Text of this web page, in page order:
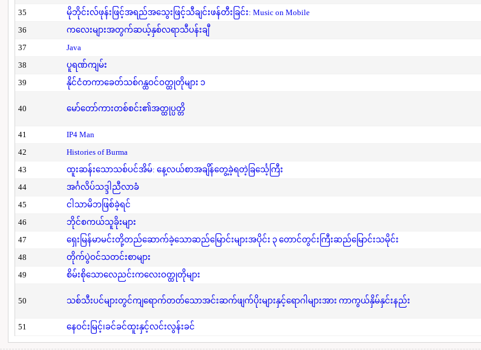
35
မိုဘိုင်းလ်ဖုန်းဖြင့်အရည်အသွေးဖြင့်သီချင်းဖန်တီးခြင်း: Music on Mobile
36
ကလေးများအတွက်ဆယ့်နှစ်လရာသီပန်းချီ
37
Java
38
ပူရဏ်ကျမ်း
39
နိုင်ငံတကာခေတ်သစ်ဂန္ထဝင်ဝတ္ထုတိုများ ၁
40 မော်တော်ကားတစ်စင်း၏အတ္ထုပ္ပတ္တိ
41 IP4 Man
42
Histories of Burma
43
ထူးဆန်းသောသစ်ပင်အိမ်: နေ့လယ်စာအချိန်တွေ့ခဲ့ရတဲ့ခြင်္သေ့ကြီး
44
အင်္ဂလိပ်သဒ္ဒါညီလာခံ
45
ငါသာမိဘဖြစ်ခဲ့ရင်
46
ဘိုင်စကယ်သူခိုးများ
47
ရှေးမြန်မာမင်းတို့တည်ဆောက်ခဲ့သောဆည်မြောင်းများအပိုင်း ၃ တောင်တွင်းကြီးဆည်မြောင်းသမိုင်း
48
တိုက်ပွဲဝင်သတင်းစာများ
49
စိမ်းစိုသောလေညင်းကလေးဝတ္ထုတိုများ
50 သစ်သီးပင်များတွင်ကျရောက်တတ်သောအင်းဆက်ဖျက်ပိုးများနှင့်ရောဂါများအား ကာကွယ်နှိမ်နှင်းနည်း
51 နေဝင်းမြင့်၊ခင်ခင်ထူးနှင့်လင်းလွန်းခင်